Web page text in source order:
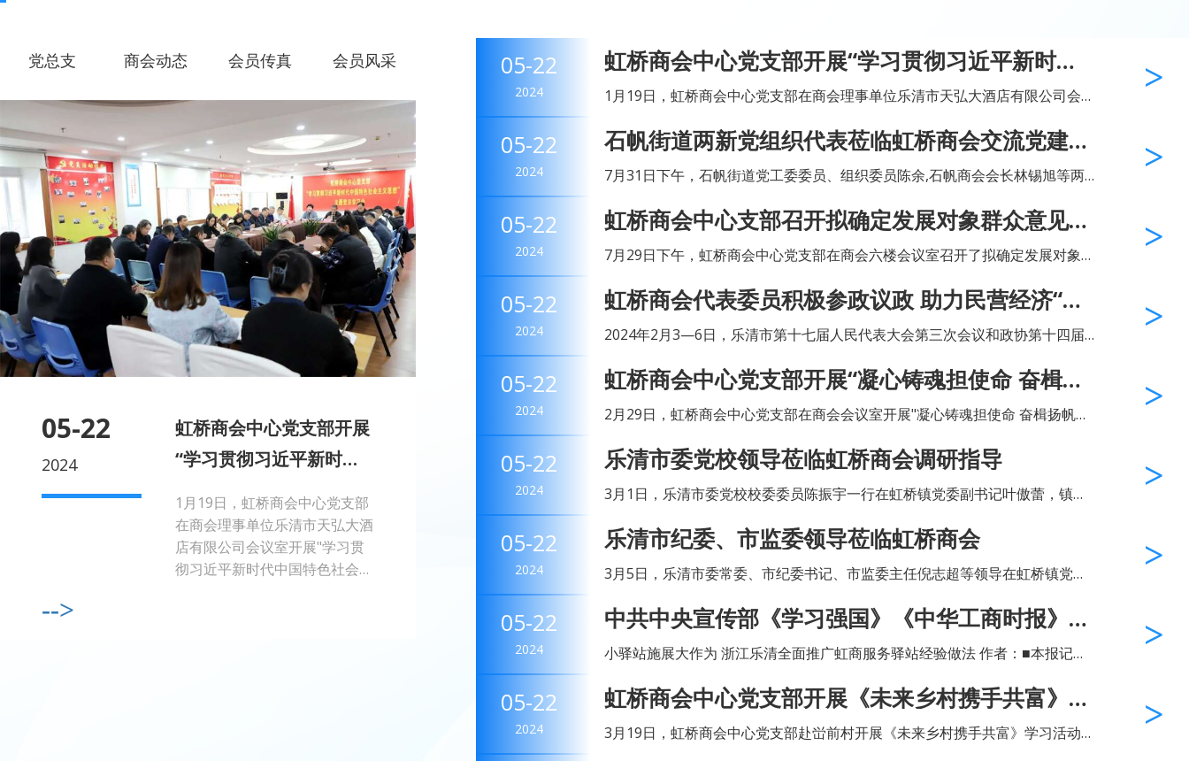
党总支 商会动态 会员传真 会员风采
05-22
2024
虹桥商会中心党支部开展
“学习贯彻习近平新时代
中国特色社会主义思想”
专题党日学习会
1月19日，虹桥商会中心党支部
在商会理事单位乐清市天弘大酒
店有限公司会议室开展"学习贯
彻习近平新时代中国特色社会主
-->
05-22
2024
虹桥商会中心党支部开展“学习贯彻习近平新时代
中国特色社会主义思想”专题党日学习会
1月19日，虹桥商会中心党支部在商会理事单位乐清市天弘大酒店有限公司会议
组织学习了《巩固拓展主题教...
05-22
2024
石帆街道两新党组织代表莅临虹桥商会交流党建工
作
7月31日下午，石帆街道党工委委员、组织委员陈余,石帆商会会长林锡旭等两
导员、党总支副书记林丹作了详细介绍。 我会党建工作指...
05-22
2024
虹桥商会中心支部召开拟确定发展对象群众意见征
求会
7月29日下午，虹桥商会中心党支部在商会六楼会议室召开了拟确定发展对象群
支副书记、秘书长林丹，副会长、中心党支部副书记臧国铭等参与...
05-22
2024
虹桥商会代表委员积极参政议政 助力民营经济“两
个健康”
2024年2月3—6日，乐清市第十七届人民代表大会第三次会议和政协第十四届
王令济、王志锋、王琦、连朝霞、吴明喜、张...
05-22
2024
虹桥商会中心党支部开展“凝心铸魂担使命 奋楫扬
帆新征程”专题党日学习会
2月29日，虹桥商会中心党支部在商会会议室开展"凝心铸魂担使命 奋楫扬帆新
体学习时强调加快发展新质生产力 扎实推进高质量发展》...
05-22
2024
乐清市委党校领导莅临虹桥商会调研指导
3月1日，乐清市委党校校委委员陈振宇一行在虹桥镇党委副书记叶傲蕾，镇党
小组执行会长林昌西、陈奇，副会长吴兴华和商会党总支副...
05-22
2024
乐清市纪委、市监委领导莅临虹桥商会
3月5日，乐清市委常委、市纪委书记、市监委主任倪志超等领导在虹桥镇党委
虹桥商会会长赵顺荣、监事长陈爱林、秘书长林丹、办...
05-22
2024
中共中央宣传部《学习强国》《中华工商时报》分
别刊发《小驿站施展大作为》——记虹桥商会·虹商
服务驿站
小驿站施展大作为 浙江乐清全面推广虹商服务驿站经验做法 作者：■本报记者
州，有一家...
05-22
2024
虹桥商会中心党支部开展《未来乡村携手共富》学
习活动
3月19日，虹桥商会中心党支部赴峃前村开展《未来乡村携手共富》学习活动。